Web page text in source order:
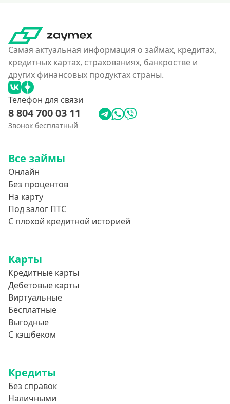
Условия
С возможностью частичного погашения
Без страховок и комиссий
Со страховкой
Повторный
Без предоплат
Без электронной почты
С автоматическим одобрением
Без номера телефона
Без звонков и проверок
Онлайн круглосуточно
Ночью
На карту круглосуточно
24/7
Срок
Самая актуальная информация о займах, кредитах,
кредитных картах, страхованиях, банкростве и
других финансовых продуктах страны.
Телефон для связи
8 804 700 03 11
Звонок бесплатный
Все займы
Онлайн
Без процентов
На карту
Под залог ПТС
С плохой кредитной историей
Карты
Кредитные карты
Дебетовые карты
Виртуальные
Бесплатные
Выгодные
С кэшбеком
Кредиты
Без справок
Наличными